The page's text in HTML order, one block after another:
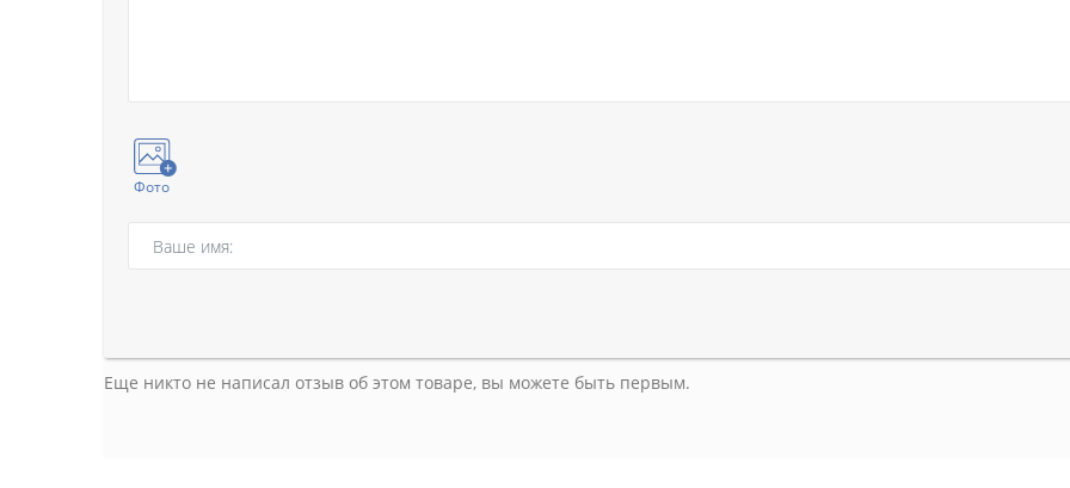
Фото
Еще никто не написал отзыв об этом товаре, вы можете быть первым.